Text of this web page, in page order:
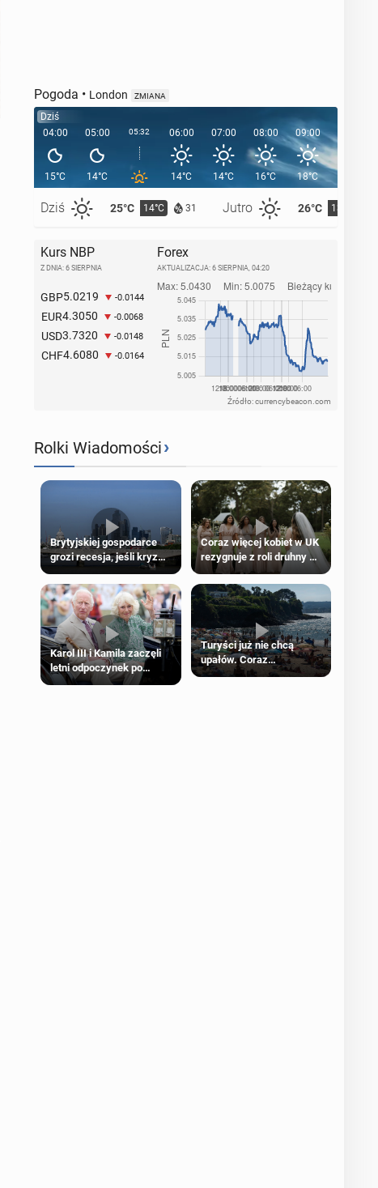
Pogoda • London ZMIANA
Dziś
04:00
15°C
Dziś 25°C 14°C 31 Jutro 26°C 13°C
05:00
14°C
05:32 06:00
14°C
07:00
14°C
08:00
16°C
09:00
18°C
10:00
Kurs NBP
Z DNIA: 6 SIERPNIA
GBP5.0219 -0.0144
EUR4.3050 -0.0068
USD3.7320 -0.0148
CHF4.6080 -0.0164
Forex
AKTUALIZACJA: 6 SIERPNIA, 04:20
Źródło: currencybeacon.com
Rolki Wiadomości›
Brytyjskiej gospodarce
grozi recesja, jeśli kryzys
na Bliskim Wschodzie się
przedłuży
Coraz więcej kobiet w UK
rezygnuje z roli druhny na
ślubie
Karol III i Kamila zaczęli
letni odpoczynek po
Igrzyskach Wspólnoty w
Turyści już nie chcą
upałów. Coraz
popularniejsze